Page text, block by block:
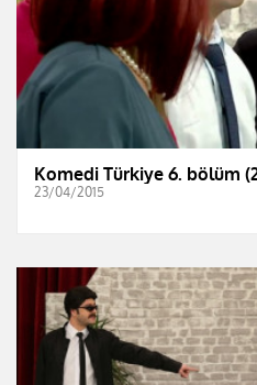
Komedi Türkiye 6. bölüm
23/04/2015